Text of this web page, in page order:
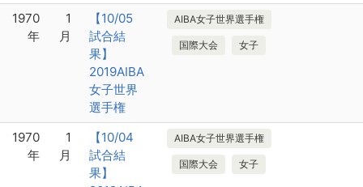
1970
年
1
月
【10/05
試合結
果】
2019AIBA
女子世界
選手権
AIBA女子世界選手権
国際大会 女子
1970
年
1
月
【10/04
試合結
果】
AIBA女子世界選手権
国際大会 女子